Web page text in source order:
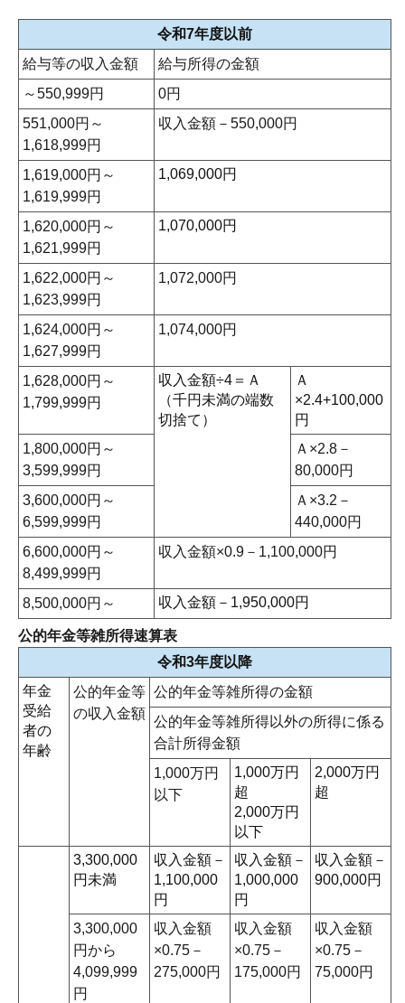
令和7年度以前
給与等の収入金額
給与所得の金額
～550,999円
0円
551,000円～
1,618,999円
収入金額－550,000円
1,619,000円～
1,619,999円
1,069,000円
1,620,000円～
1,621,999円
1,070,000円
1,622,000円～
1,623,999円
1,072,000円
1,624,000円～
1,627,999円
1,074,000円
1,628,000円～
1,799,999円
収入金額÷4＝Ａ
（千円未満の端数
切捨て）
Ａ
×2.4+100,000
円
1,800,000円～
3,599,999円
Ａ×2.8－
80,000円
3,600,000円～
6,599,999円
Ａ×3.2－
440,000円
6,600,000円～
8,499,999円
収入金額×0.9－1,100,000円
8,500,000円～ 収入金額－1,950,000円
公的年金等雑所得速算表
令和3年度以降
年金
受給
者の
年齢
公的年金等
の収入金額
公的年金等雑所得の金額
公的年金等雑所得以外の所得に係る
合計所得金額
1,000万円
以下
1,000万円
超
2,000万円
以下
2,000万円
超
3,300,000
円未満
収入金額－
1,100,000
円
収入金額－
1,000,000
円
収入金額－
900,000円
3,300,000
円から
4,099,999
円
収入金額
×0.75－
275,000円
収入金額
×0.75－
175,000円
収入金額
×0.75－
75,000円